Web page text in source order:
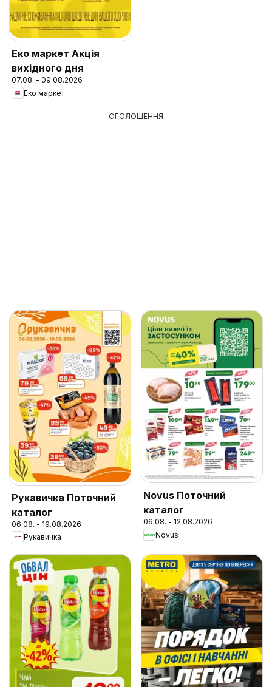
Еко маркет Акція
вихідного дня
07.08. - 09.08.2026
Еко маркет
ОГОЛОШЕННЯ
Рукавичка Поточний
каталог
06.08. - 19.08.2026
Рукавичка
Novus Поточний
каталог
06.08. - 12.08.2026
Novus